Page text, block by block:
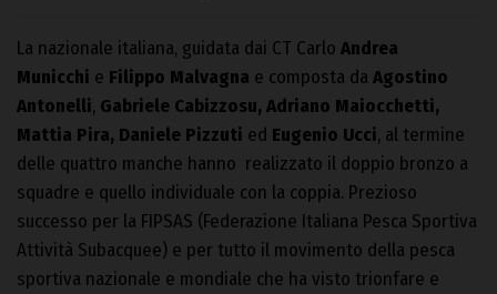
La nazionale italiana, guidata dai CT Carlo Andrea
Municchi e Filippo Malvagna e composta da Agostino
Antonelli, Gabriele Cabizzosu, Adriano Maiocchetti,
Mattia Pira, Daniele Pizzuti ed Eugenio Ucci, al termine
delle quattro manche hanno realizzato il doppio bronzo a
squadre e quello individuale con la coppia. Prezioso
successo per la FIPSAS (Federazione Italiana Pesca Sportiva
Attività Subacquee) e per tutto il movimento della pesca
sportiva nazionale e mondiale che ha visto trionfare e